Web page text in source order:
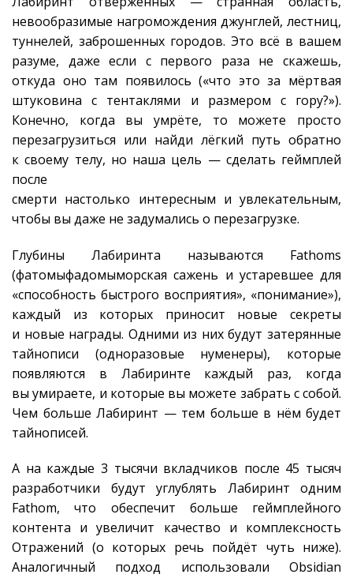
невообразимые нагромождения джунглей, лестниц,
туннелей, заброшенных городов. Это всё в вашем
разуме, даже если с первого раза не скажешь,
откуда оно там появилось («что это за мёртвая
штуковина с тентаклями и размером с гору?»).
Конечно, когда вы умрёте, то можете просто
перезагрузиться или найди лёгкий путь обратно
к своему телу, но наша цель — сделать геймплей
после
смерти настолько интересным и увлекательным,
чтобы вы даже не задумались о перезагрузке.
Глубины Лабиринта называются Fathoms
(фатомыфадомыморская сажень и устаревшее для
«способность быстрого восприятия», «понимание»),
каждый из которых приносит новые секреты
и новые награды. Одними из них будут затерянные
тайнописи (одноразовые нуменеры), которые
появляются в Лабиринте каждый раз, когда
вы умираете, и которые вы можете забрать с собой.
Чем больше Лабиринт — тем больше в нём будет
тайнописей.
А на каждые 3 тысячи вкладчиков после 45 тысяч
разработчики будут углублять Лабиринт одним
Fathom, что обеспечит больше геймплейного
контента и увеличит качество и комплексность
Отражений (о которых речь пойдёт чуть ниже).
Аналогичный подход использовали Obsidian